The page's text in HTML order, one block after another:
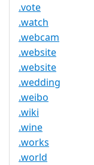
.vote
.watch
.webcam
.website
.website
.wedding
.weibo
.wiki
.wine
.works
.world